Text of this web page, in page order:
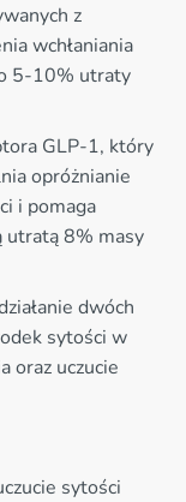
z
wchłaniania
5-10% utraty
GLP-1, który
opróżnianie
i pomaga
utratą 8% masy
dwóch
sytości w
oraz uczucie
sytości